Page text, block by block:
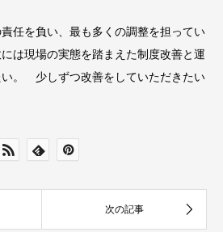
任を負い、最も多くの調整を担ってい
は現場の実態を踏まえた制度改善と運
い。 少しずつ改善をしていただきたい